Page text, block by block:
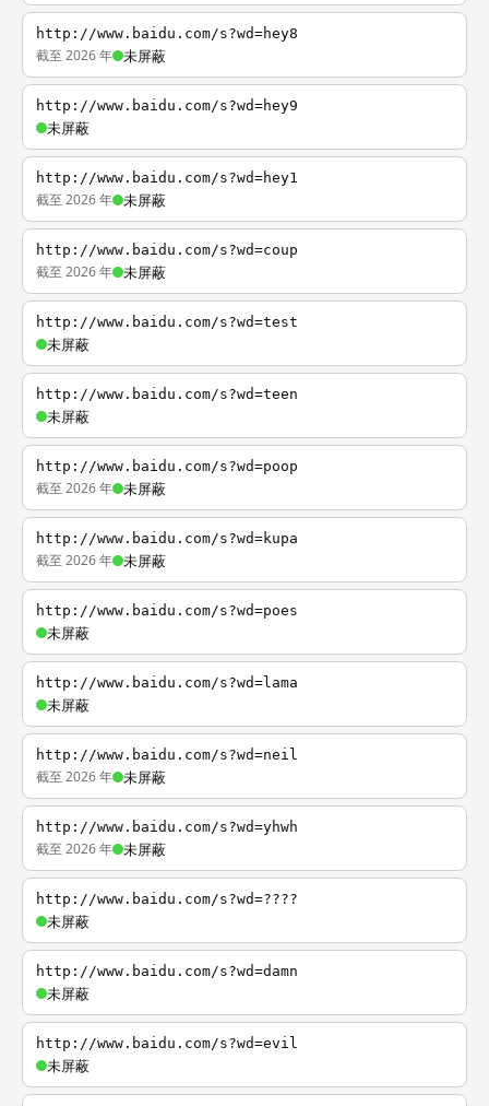
http://www.baidu.com/s?wd=hey8
截至 2026 年 未屏蔽
http://www.baidu.com/s?wd=hey9
未屏蔽
http://www.baidu.com/s?wd=hey1
截至 2026 年 未屏蔽
http://www.baidu.com/s?wd=coup
截至 2026 年 未屏蔽
http://www.baidu.com/s?wd=test
未屏蔽
http://www.baidu.com/s?wd=teen
未屏蔽
http://www.baidu.com/s?wd=poop
截至 2026 年 未屏蔽
http://www.baidu.com/s?wd=kupa
截至 2026 年 未屏蔽
http://www.baidu.com/s?wd=poes
未屏蔽
http://www.baidu.com/s?wd=lama
未屏蔽
http://www.baidu.com/s?wd=neil
截至 2026 年 未屏蔽
http://www.baidu.com/s?wd=yhwh
截至 2026 年 未屏蔽
http://www.baidu.com/s?wd=????
未屏蔽
http://www.baidu.com/s?wd=damn
未屏蔽
http://www.baidu.com/s?wd=evil
未屏蔽